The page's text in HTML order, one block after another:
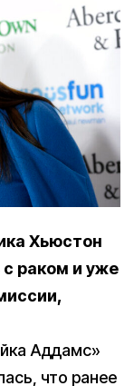
Хьюстон
раком и уже
Аддамс»
что ранее